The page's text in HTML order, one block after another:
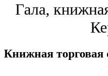
Гала,
Книжная торговая